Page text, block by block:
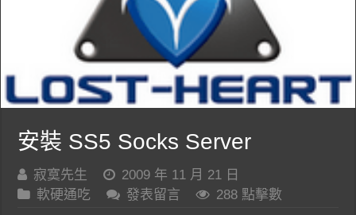
安裝 SS5 Socks Server
寂寞先生
2009 年 11 月 21 日
軟硬通吃
發表留言 288 點擊數